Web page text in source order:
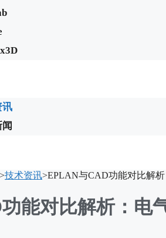
讯
>技术资讯>EPLAN与CAD功能对比解
能对比解析：电